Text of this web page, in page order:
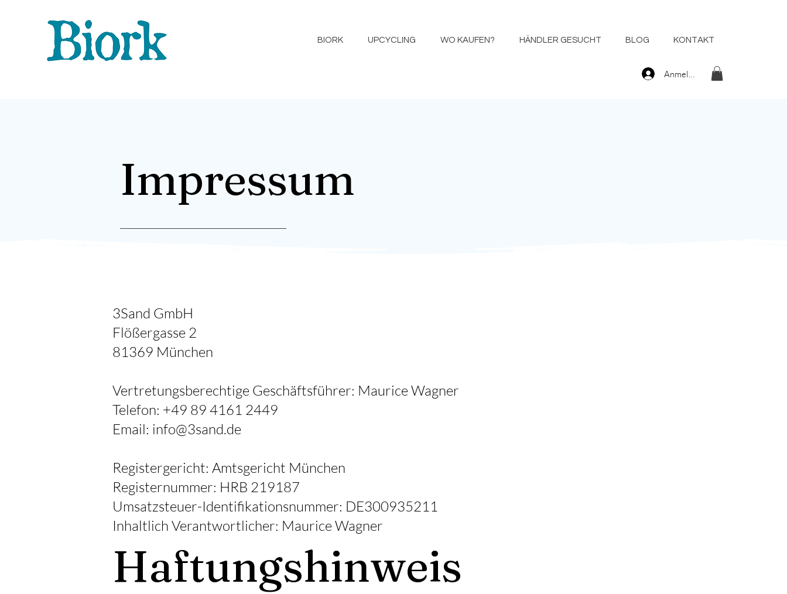
BIORK UPCYCLING WO KAUFEN? HÄNDLER GESUCHT BLOG KONTAKT
Anmelden
Impressum
3Sand GmbH
Flößergasse 2
81369 München
Vertretungsberechtige Geschäftsführer: Maurice Wagner
Telefon: +49 89 4161 2449
Email: info@3sand.de
Registergericht: Amtsgericht München
Registernummer: HRB 219187
Umsatzsteuer-Identifikationsnummer: DE300935211
Inhaltlich Verantwortlicher: Maurice Wagner
Haftungshinweis